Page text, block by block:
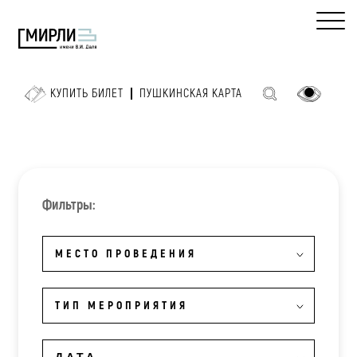
КУПИТЬ БИЛЕТ ПУШКИНСКАЯ КАРТА
Фильтры:
МЕСТО ПРОВЕДЕНИЯ
ТИП МЕРОПРИЯТИЯ